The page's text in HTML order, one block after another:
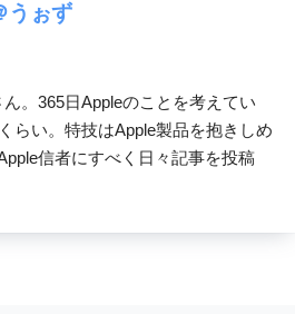
うぉず
。365日Appleのことを考えてい
らい。特技はApple製品を抱きしめ
信者にすべく日々記事を投稿